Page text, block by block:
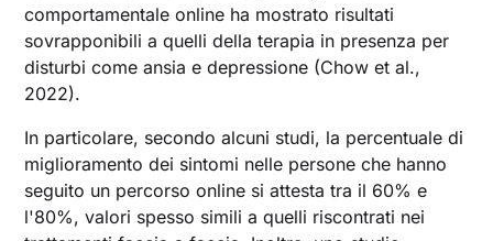
comportamentale online ha mostrato risultati
sovrapponibili a quelli della terapia in presenza per
disturbi come ansia e depressione (Chow et al.,
2022).
In particolare, secondo alcuni studi, la percentuale di
miglioramento dei sintomi nelle persone che hanno
seguito un percorso online si attesta tra il 60% e
l'80%, valori spesso simili a quelli riscontrati nei